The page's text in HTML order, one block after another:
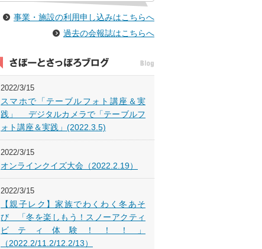
事業・施設の利用申し込みはこちらへ
過去の会報誌はこちらへ
2022/3/15
スマホで「テーブルフォト講座＆実
践」 デジタルカメラで「テーブルフ
ォト講座＆実践」(2022.3.5)
2022/3/15
オンラインクイズ大会（2022.2.19）
2022/3/15
【親子レク】家族でわくわく冬あそ
び 「冬を楽しもう！スノーアクティ
ビティ体験！！！」
（2022.2/11.2/12.2/13）